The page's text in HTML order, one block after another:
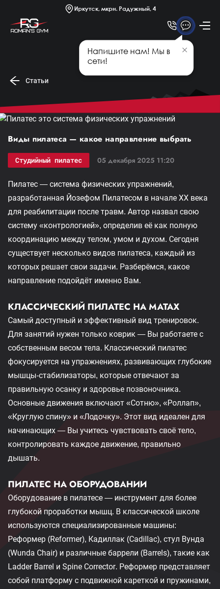
Иркутск, мкрн. Радужный, 4
Платные секции
Статьи
Афиша
Напишите нам! Мы в
сети!
Статьи
Виды пилатеса — какое направление выбрать
Студийный пилатес 05 декабря 2025 11:20
Пилатес — система физических упражнений,
разработанная Йозефом Пилатесом в начале XX века
для реабилитации после травм. Автор назвал свою
систему «контрологией», определив её как полную
координацию между телом, умом и духом. Сегодня
существует несколько видов пилатеса, каждый из
которых решает свои задачи. Разберёмся, какое
направление подойдёт именно Вам.
КЛАССИЧЕСКИЙ ПИЛАТЕС НА МАТАХ
Самый доступный и эффективный вид тренировок.
Для занятий нужен только коврик — Вы работаете с
собственным весом тела. Классический пилатес
фокусируется на упражнениях, развивающих глубокие
мышцы-стабилизаторы, которые отвечают за
правильную осанку и здоровье позвоночника.
Основные движения включают «Сотню», «Роллап»,
«Круглую спину» и «Лодочку». Этот вид идеален для
начинающих — Вы учитесь чувствовать своё тело,
контролировать каждое движение, правильно
дышать.
ПИЛАТЕС НА ОБОРУДОВАНИИ
Оборудование в пилатесе — инструмент для более
глубокой проработки мышц. В классической школе
используются специализированные машины:
Реформер (Reformer), Кадиллак (Cadillac), стул Вунда
(Wunda Chair) и различные баррели (Barrels), такие как
Ladder Barrel и Spine Corrector. Реформер представляет
собой платформу с подвижной кареткой и пружинами,